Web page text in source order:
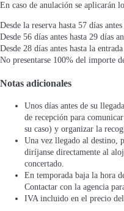
En caso de anulación se aplicarán
Desde la reserva hasta 57 días antes
Desde 56 días antes hasta 29 días
Desde 28 días antes hasta la entrada
No presentarse 100% del importe
Notas adicionales
Unos días antes de su
de recepción para
su caso) y organizar la
Una vez llegado al destino,
diríjanse directamente al
concertado.
En temporada baja la hora
Contactar con la agencia
IVA incluido en el precio